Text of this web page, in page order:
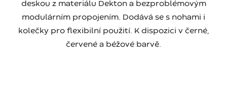
deskou z materiálu Dekton a bezproblémovým
modulárním propojením. Dodává se s nohami i
kolečky pro flexibilní použití. K dispozici v černé,
červené a béžové barvě.